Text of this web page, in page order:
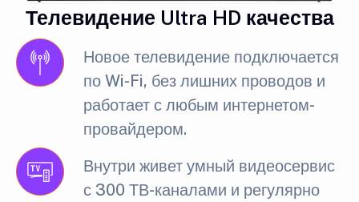
Телевидение Ultra HD качества
Новое телевидение подключается
по Wi-Fi, без лишних проводов и
работает с любым интернетом-
провайдером.
Внутри живет умный видеосервис
с 300 ТВ-каналами и регулярно